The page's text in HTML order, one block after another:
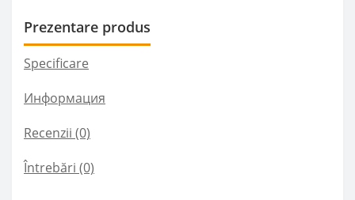
Prezentare produs
Specificare
Информация
Recenzii (0)
Întrebări (0)